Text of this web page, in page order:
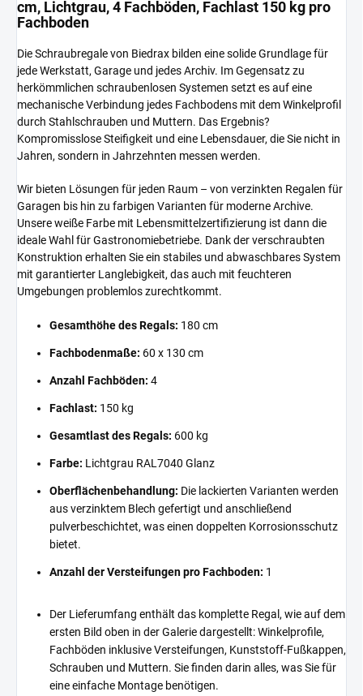
cm, Lichtgrau, 4 Fachböden, Fachlast 150 kg pro
Fachboden
Die Schraubregale von Biedrax bilden eine solide Grundlage für
jede Werkstatt, Garage und jedes Archiv. Im Gegensatz zu
herkömmlichen schraubenlosen Systemen setzt es auf eine
mechanische Verbindung jedes Fachbodens mit dem Winkelprofil
durch Stahlschrauben und Muttern. Das Ergebnis?
Kompromisslose Steifigkeit und eine Lebensdauer, die Sie nicht in
Jahren, sondern in Jahrzehnten messen werden.
Wir bieten Lösungen für jeden Raum – von verzinkten Regalen für
Garagen bis hin zu farbigen Varianten für moderne Archive.
Unsere weiße Farbe mit Lebensmittelzertifizierung ist dann die
ideale Wahl für Gastronomiebetriebe. Dank der verschraubten
Konstruktion erhalten Sie ein stabiles und abwaschbares System
mit garantierter Langlebigkeit, das auch mit feuchteren
Umgebungen problemlos zurechtkommt.
Gesamthöhe des Regals: 180 cm
Fachbodenmaße: 60 x 130 cm
Anzahl Fachböden: 4
Fachlast: 150 kg
Gesamtlast des Regals: 600 kg
Farbe: Lichtgrau RAL7040 Glanz
Oberflächenbehandlung: Die lackierten Varianten werden
aus verzinktem Blech gefertigt und anschließend
pulverbeschichtet, was einen doppelten Korrosionsschutz
bietet.
Anzahl der Versteifungen pro Fachboden: 1
Der Lieferumfang enthält das komplette Regal, wie auf dem
ersten Bild oben in der Galerie dargestellt: Winkelprofile,
Fachböden inklusive Versteifungen, Kunststoff-Fußkappen,
Schrauben und Muttern. Sie finden darin alles, was Sie für
eine einfache Montage benötigen.